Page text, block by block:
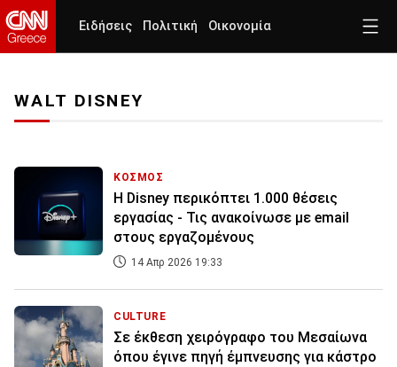
Ειδήσεις Πολιτική Οικονομία
WALT DISNEY
ΚΟΣΜΟΣ
Η Disney περικόπτει 1.000 θέσεις
εργασίας - Τις ανακοίνωσε με email
στους εργαζομένους
14 Απρ 2026 19:33
CULTURE
Σε έκθεση χειρόγραφο του Μεσαίωνα
όπου έγινε πηγή έμπνευσης για κάστρο